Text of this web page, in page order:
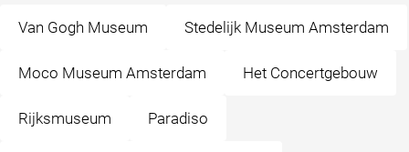
Van Gogh Museum Stedelijk Museum Amsterdam
Moco Museum Amsterdam Het Concertgebouw
Rijksmuseum Paradiso